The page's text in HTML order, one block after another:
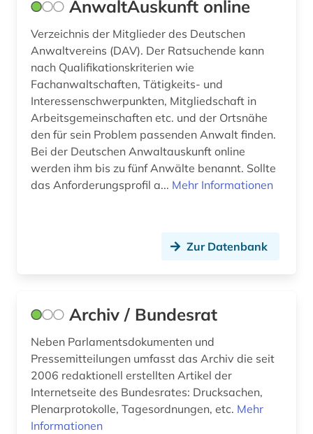
rechtsforschung (7)
fid internationale und inter­diszi­plinäre rechts­
forschung (2)
filmwissenschaft (1)
finanzwissenschaft (1)
finnland (1)
firmendaten (1)
flüchtling (2)
flüchtlingshilfe (1)
forschungsdatenzentrum (1)
frankeich (1)
frankreich (4)
AnwaltAuskunft online
Verzeichnis der Mitglieder des Deutschen
Anwaltvereins (DAV). Der Ratsuchende kann
nach Qualifikationskriterien wie
Fachanwaltschaften, Tätigkeits- und
Interessenschwerpunkten, Mitgliedschaft in
Arbeitsgemeinschaften etc. und der Ortsnähe
den für sein Problem passenden Anwalt finden.
Bei der Deutschen Anwaltauskunft online
werden ihm bis zu fünf Anwälte benannt. Sollte
das Anforderungsprofil a... Mehr Informationen
Zur Datenbank
Archiv / Bundesrat
Neben Parlamentsdokumenten und
Pressemitteilungen umfasst das Archiv die seit
2006 redaktionell erstellten Artikel der
Internetseite des Bundesrates: Drucksachen,
Plenarprotokolle, Tagesordnungen, etc. Mehr
Informationen